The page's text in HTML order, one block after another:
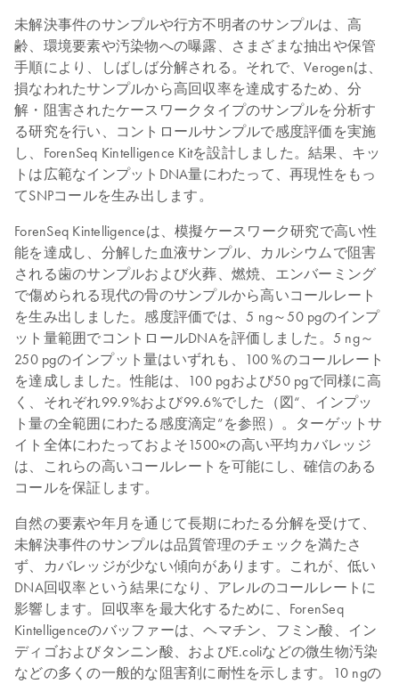
未解決事件のサンプルや行方不明者のサンプルは、高
齢、環境要素や汚染物への曝露、さまざまな抽出や保管
手順により、しばしば分解される。それで、Verogenは、
損なわれたサンプルから高回収率を達成するため、分
解・阻害されたケースワークタイプのサンプルを分析す
る研究を行い、コントロールサンプルで感度評価を実施
し、ForenSeq Kintelligence Kitを設計しました。結果、キッ
トは広範なインプットDNA量にわたって、再現性をもっ
てSNPコールを生み出します。
ForenSeq Kintelligenceは、模擬ケースワーク研究で高い性
能を達成し、分解した血液サンプル、カルシウムで阻害
される歯のサンプルおよび火葬、燃焼、エンバーミング
で傷められる現代の骨のサンプルから高いコールレート
を生み出しました。感度評価では、5 ng～50 pgのインプ
ット量範囲でコントロールDNAを評価しました。5 ng～
250 pgのインプット量はいずれも、100％のコールレート
を達成しました。性能は、100 pgおよび50 pgで同様に高
く、それぞれ99.9%および99.6%でした（図“、インプッ
ト量の全範囲にわたる感度滴定”を参照）。ターゲットサ
イト全体にわたっておよそ1500×の高い平均カバレッジ
は、これらの高いコールレートを可能にし、確信のある
コールを保証します。
自然の要素や年月を通じて長期にわたる分解を受けて、
未解決事件のサンプルは品質管理のチェックを満たさ
ず、カバレッジが少ない傾向があります。これが、低い
DNA回収率という結果になり、アレルのコールレートに
影響します。回収率を最大化するために、ForenSeq
Kintelligenceのバッファーは、ヘマチン、フミン酸、イン
ディゴおよびタンニン酸、およびE.coliなどの微生物汚染
などの多くの一般的な阻害剤に耐性を示します。10 ngの